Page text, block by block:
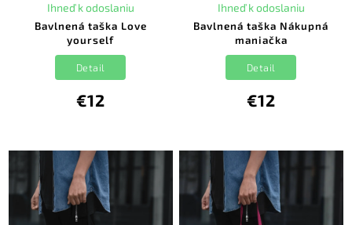
Bavlnená taška Love
yourself
Ihneď k odoslaniu
€12
Detail
Bavlnená taška Nákupná
maniačka
Ihneď k odoslaniu
€12
Detail